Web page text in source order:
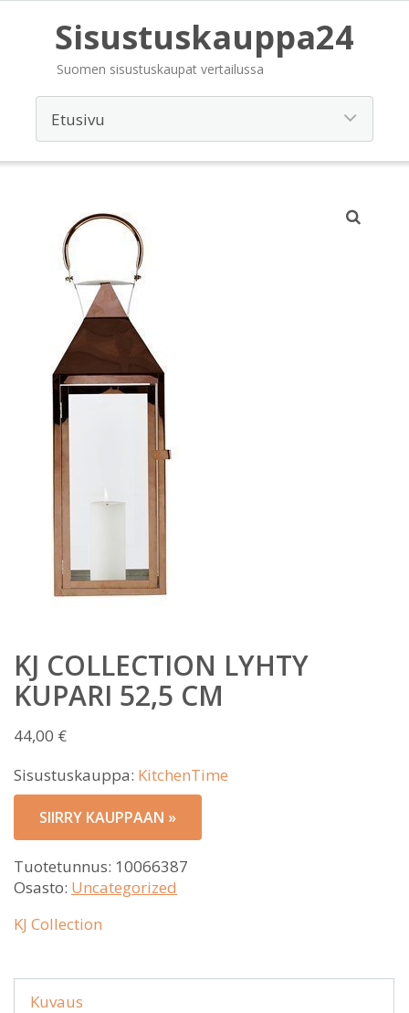
Sisustuskauppa24
Suomen sisustuskaupat vertailussa
KJ COLLECTION LYHTY
KUPARI 52,5 CM
44,00 €
Sisustuskauppa: KitchenTime
SIIRRY KAUPPAAN »
Tuotetunnus: 10066387
Osasto: Uncategorized
KJ Collection
Kuvaus